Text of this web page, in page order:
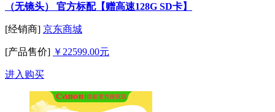
（无镜头） 官方标配【赠高速128G SD卡】
[经销商] 京东商城
[产品售价] ￥22599.00元
进入购买